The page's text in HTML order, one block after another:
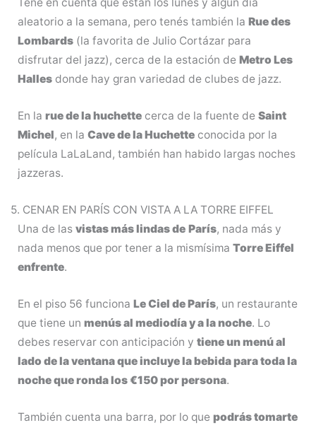
Tené en cuenta que están los lunes y algún día
aleatorio a la semana, pero tenés también la Rue des
Lombards (la favorita de Julio Cortázar para
disfrutar del jazz), cerca de la estación de Metro Les
Halles donde hay gran variedad de clubes de jazz.
En la rue de la huchette cerca de la fuente de Saint
Michel, en la Cave de la Huchette conocida por la
película LaLaLand, también han habido largas noches
jazzeras.
5. CENAR EN PARÍS CON VISTA A LA TORRE EIFFEL
Una de las vistas más lindas de París, nada más y
nada menos que por tener a la mismísima Torre Eiffel
enfrente.
En el piso 56 funciona Le Ciel de París, un restaurante
que tiene un menús al mediodía y a la noche. Lo
debes reservar con anticipación y tiene un menú al
lado de la ventana que incluye la bebida para toda la
noche que ronda los €150 por persona.
También cuenta una barra, por lo que podrás tomarte